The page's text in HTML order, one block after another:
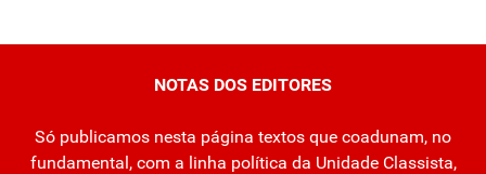
NOTAS DOS EDITORES
Só publicamos nesta página textos que coadunam, no
fundamental, com a linha política da Unidade Classista,